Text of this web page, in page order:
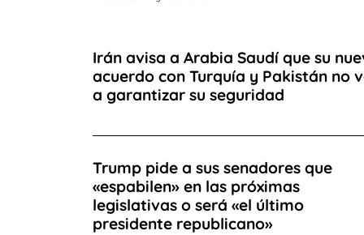
Irán avisa a Arabia Saudí que su
acuerdo con Turquía y Pakistán no
a garantizar su seguridad
Trump pide a sus senadores que
«espabilen» en las próximas
legislativas o será «el último
presidente republicano»